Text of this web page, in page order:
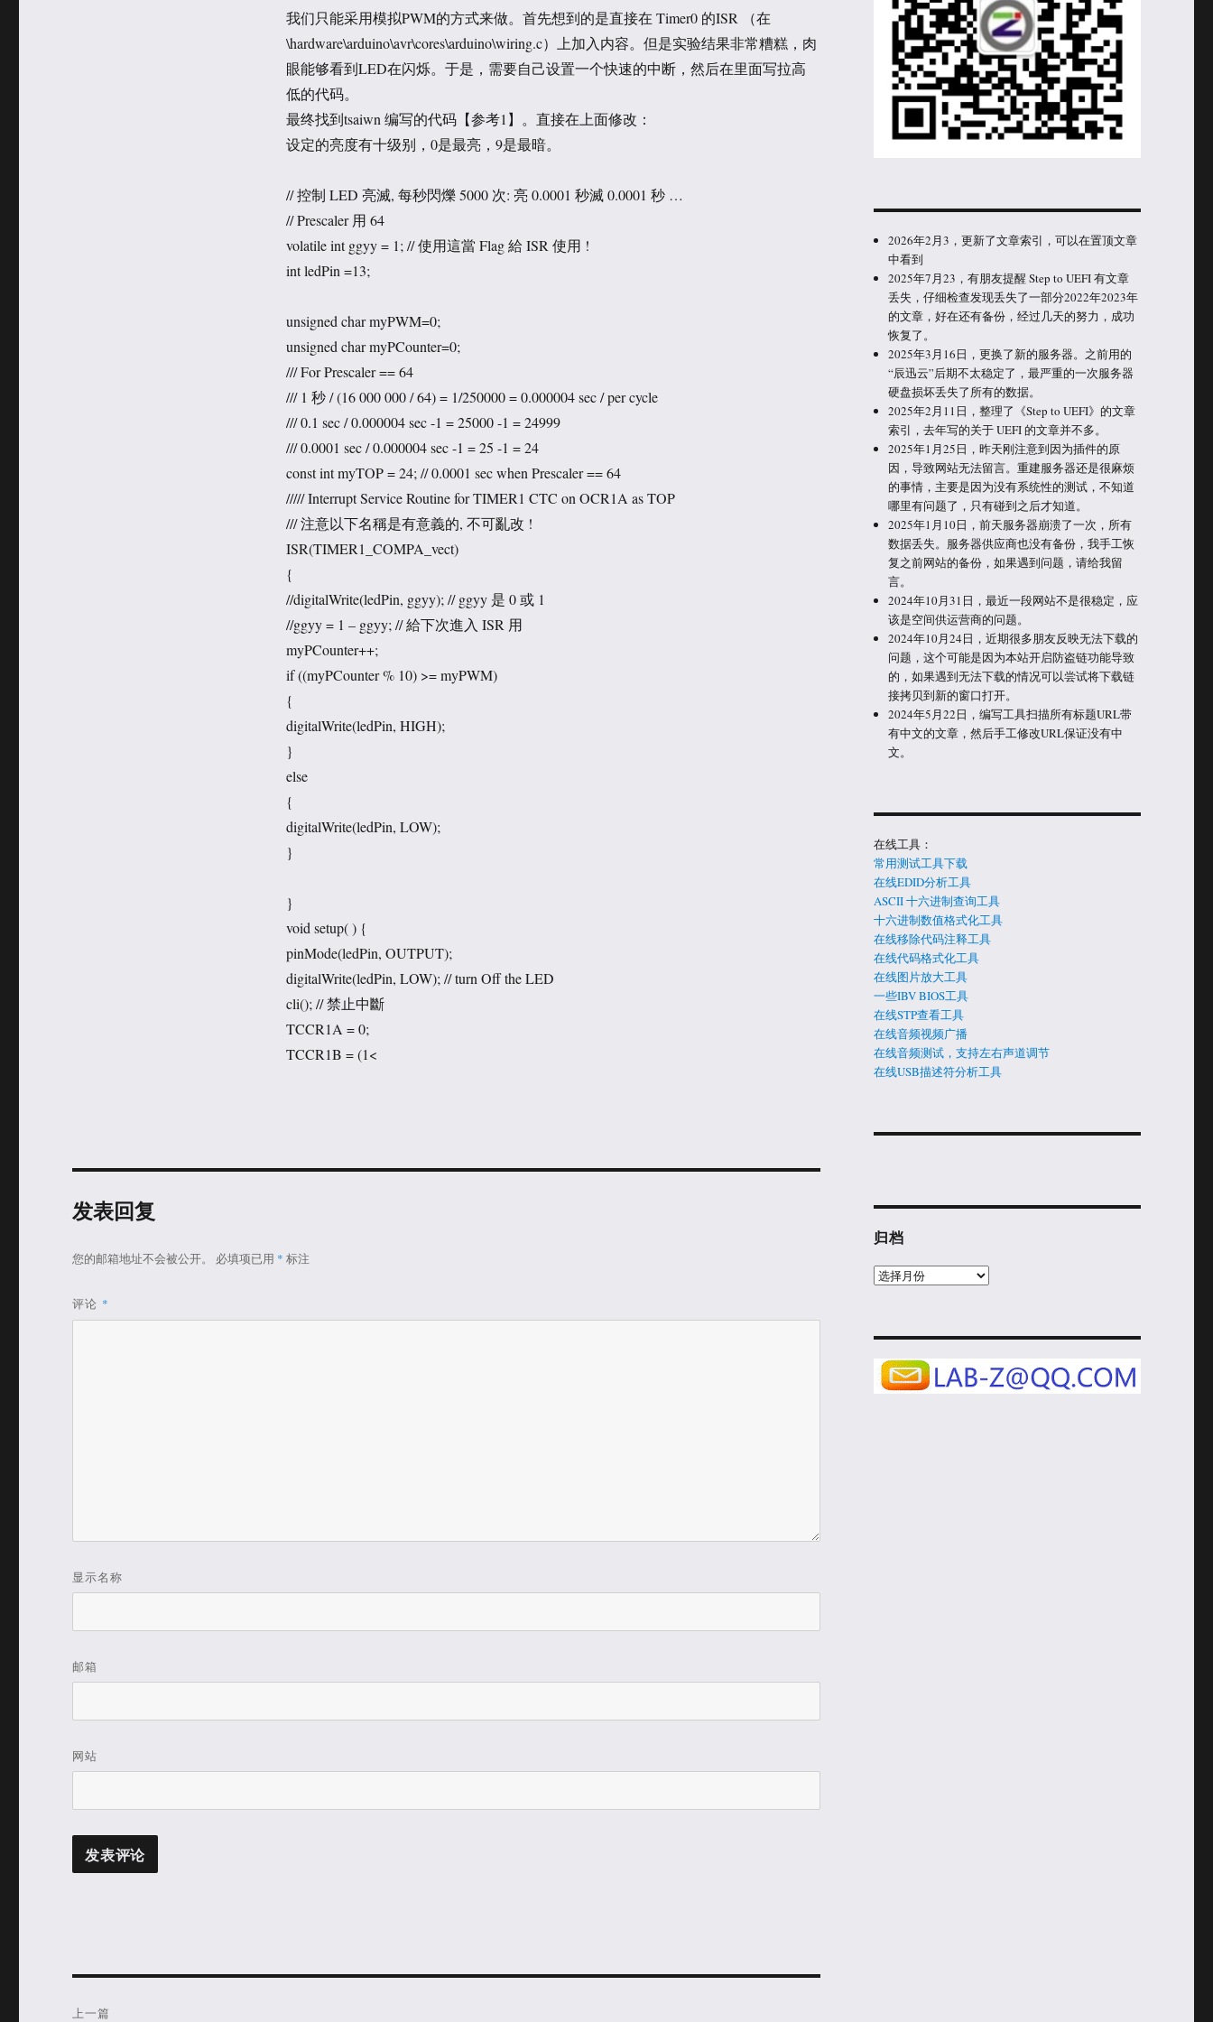
我们只能采用模拟PWM的方式来做。首先想到的是直接在 Timer0 的ISR （在
\hardware\arduino\avr\cores\arduino\wiring.c）上加入内容。但是实验结果非常糟糕，肉
眼能够看到LED在闪烁。于是，需要自己设置一个快速的中断，然后在里面写拉高
低的代码。
最终找到tsaiwn 编写的代码【参考1】。直接在上面修改：
设定的亮度有十级别，0是最亮，9是最暗。
// 控制 LED 亮滅, 每秒閃爍 5000 次: 亮 0.0001 秒滅 0.0001 秒 …
// Prescaler 用 64
volatile int ggyy = 1; // 使用這當 Flag 給 ISR 使用 !
int ledPin =13;
unsigned char myPWM=0;
unsigned char myPCounter=0;
/// For Prescaler == 64
/// 1 秒 / (16 000 000 / 64) = 1/250000 = 0.000004 sec / per cycle
/// 0.1 sec / 0.000004 sec -1 = 25000 -1 = 24999
/// 0.0001 sec / 0.000004 sec -1 = 25 -1 = 24
const int myTOP = 24; // 0.0001 sec when Prescaler == 64
///// Interrupt Service Routine for TIMER1 CTC on OCR1A as TOP
/// 注意以下名稱是有意義的, 不可亂改 !
ISR(TIMER1_COMPA_vect)
{
//digitalWrite(ledPin, ggyy); // ggyy 是 0 或 1
//ggyy = 1 – ggyy; // 給下次進入 ISR 用
myPCounter++;
if ((myPCounter % 10) >= myPWM)
{
digitalWrite(ledPin, HIGH);
}
else
{
digitalWrite(ledPin, LOW);
}
}
void setup( ) {
pinMode(ledPin, OUTPUT);
digitalWrite(ledPin, LOW); // turn Off the LED
cli(); // 禁止中斷
TCCR1A = 0;
TCCR1B = (1<
发表回复
您的邮箱地址不会被公开。 必填项已用 * 标注
评论 *
显示名称
邮箱
网站
上一篇
2026年2月3，更新了文章索引，可以在置顶文章
中看到
2025年7月23，有朋友提醒 Step to UEFI 有文章
丢失，仔细检查发现丢失了一部分2022年2023年
的文章，好在还有备份，经过几天的努力，成功
恢复了。
2025年3月16日，更换了新的服务器。之前用的
“辰迅云”后期不太稳定了，最严重的一次服务器
硬盘损坏丢失了所有的数据。
2025年2月11日，整理了《Step to UEFI》的文章
索引，去年写的关于 UEFI 的文章并不多。
2025年1月25日，昨天刚注意到因为插件的原
因，导致网站无法留言。重建服务器还是很麻烦
的事情，主要是因为没有系统性的测试，不知道
哪里有问题了，只有碰到之后才知道。
2025年1月10日，前天服务器崩溃了一次，所有
数据丢失。服务器供应商也没有备份，我手工恢
复之前网站的备份，如果遇到问题，请给我留
言。
2024年10月31日，最近一段网站不是很稳定，应
该是空间供运营商的问题。
2024年10月24日，近期很多朋友反映无法下载的
问题，这个可能是因为本站开启防盗链功能导致
的，如果遇到无法下载的情况可以尝试将下载链
接拷贝到新的窗口打开。
2024年5月22日，编写工具扫描所有标题URL带
有中文的文章，然后手工修改URL保证没有中
文。
在线工具：
常用测试工具下载
在线EDID分析工具
ASCII 十六进制查询工具
十六进制数值格式化工具
在线移除代码注释工具
在线代码格式化工具
在线图片放大工具
一些IBV BIOS工具
在线STP查看工具
在线音频视频广播
在线音频测试，支持左右声道调节
在线USB描述符分析工具
归档
归